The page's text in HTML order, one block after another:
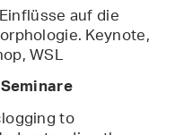
auf die
Keynote,
WSL
to